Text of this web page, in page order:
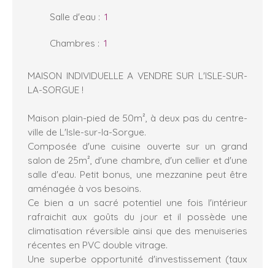
Salle d'eau : 1
Chambres : 1
MAISON INDIVIDUELLE A VENDRE SUR L'ISLE-SUR-
LA-SORGUE !
Maison plain-pied de 50m², à deux pas du centre-
ville de L'Isle-sur-la-Sorgue.
Composée d'une cuisine ouverte sur un grand
salon de 25m², d'une chambre, d'un cellier et d'une
salle d'eau. Petit bonus, une mezzanine peut être
aménagée à vos besoins.
Ce bien a un sacré potentiel une fois l'intérieur
rafraichit aux goûts du jour et il possède une
climatisation réversible ainsi que des menuiseries
récentes en PVC double vitrage.
Une superbe opportunité d'investissement (taux